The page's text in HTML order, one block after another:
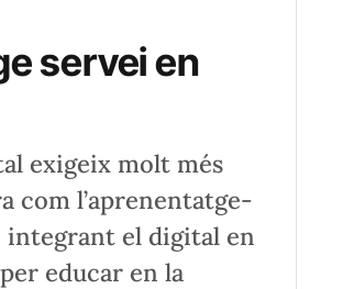
servei en
exigeix molt més
com l’aprenentatge-
integrant el digital en
educar en la